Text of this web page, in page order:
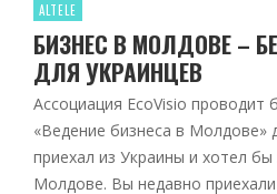
ALTELE
БИЗНЕС В МОЛДОВЕ –
ДЛЯ УКРАИНЦЕВ
Ассоциация EcoVisio проводит
«Ведение бизнеса в Молдове»
приехал из Украины и хотел
Молдове. Вы недавно